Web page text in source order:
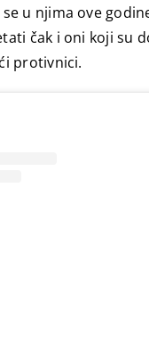
se u njima ove
čak i oni koji su
protivnici.